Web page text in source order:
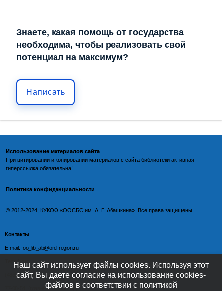
Знаете, какая помощь от государства
необходима, чтобы реализовать свой
потенциал на максимум?
Написать
Использование материалов сайта
При цитировании и копировании материалов с сайта библиотеки активная
гиперссылка обязательна!
Политика конфиденциальности
©️ 2012-2024, КУКОО «ООСБС им. А. Г. Абашкина». Все права защищены.
Контакты
E-mail: oo_lib_ab@orel-region.ru
Телефон:
(4862) 77-09-75 (директор),
77-08-54 (главный бухгалтер),
Наш сайт использует файлы cookies. Используя этот
сайт, Вы даете согласие на использование cookies-
файлов в соответствии с политикой